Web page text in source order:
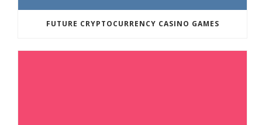
FUTURE CRYPTOCURRENCY CASINO GAMES